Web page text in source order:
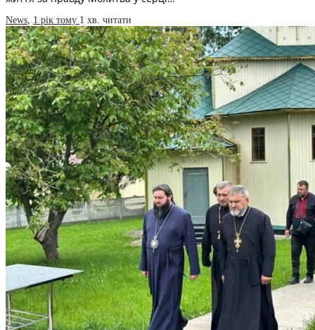
News, 1 рік тому 1 хв. читати